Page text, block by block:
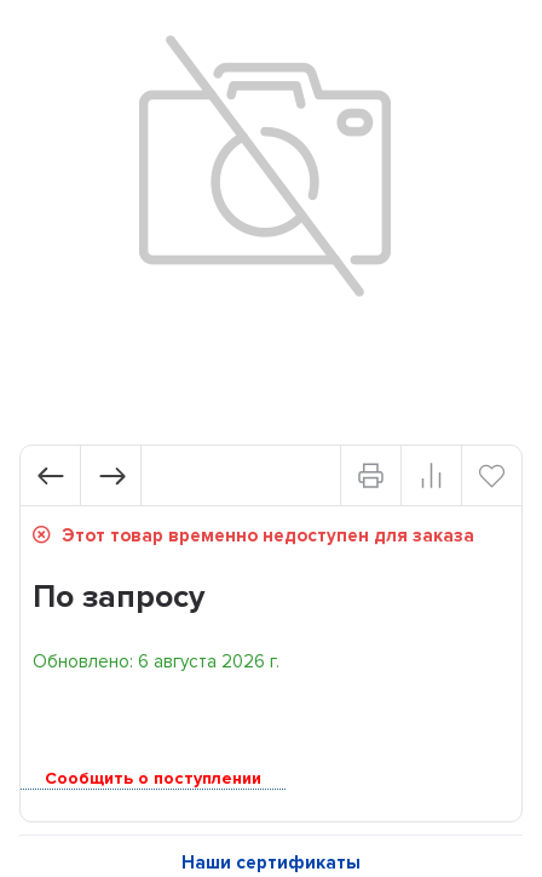
Этот товар временно недоступен для заказа
По запросу
Обновлено: 6 августа 2026 г.
Сообщить о поступлении
Наши сертификаты